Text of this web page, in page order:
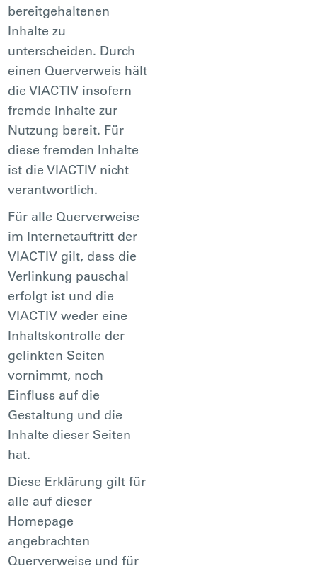
bereitgehaltenen
Inhalte zu
unterscheiden. Durch
einen Querverweis hält
die VIACTIV insofern
fremde Inhalte zur
Nutzung bereit. Für
diese fremden Inhalte
ist die VIACTIV nicht
verantwortlich.
Für alle Querverweise
im Internetauftritt der
VIACTIV gilt, dass die
Verlinkung pauschal
erfolgt ist und die
VIACTIV weder eine
Inhaltskontrolle der
gelinkten Seiten
vornimmt, noch
Einfluss auf die
Gestaltung und die
Inhalte dieser Seiten
hat.
Diese Erklärung gilt für
alle auf dieser
Homepage
angebrachten
Querverweise und für